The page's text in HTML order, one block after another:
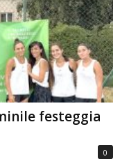
festeggia
0